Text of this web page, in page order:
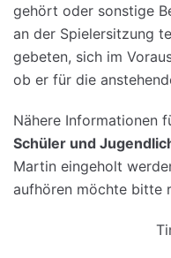
gehört oder sonstige
an der Spielersitzung
gebeten, sich im
ob er für die
Nähere Informationen
Schüler und
Martin eingeholt
aufhören möchte bitte